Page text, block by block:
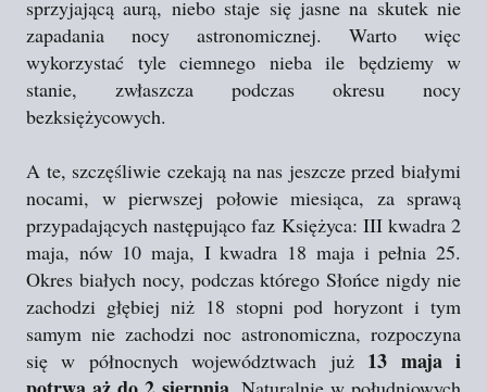
sprzyjającą aurą, niebo staje się jasne na skutek nie
zapadania nocy astronomicznej. Warto więc
wykorzystać tyle ciemnego nieba ile będziemy w
stanie, zwłaszcza podczas okresu nocy
bezksiężycowych.
A te, szczęśliwie czekają na nas jeszcze przed białymi
nocami, w pierwszej połowie miesiąca, za sprawą
przypadających następująco faz Księżyca: III kwadra 2
maja, nów 10 maja, I kwadra 18 maja i pełnia 25.
Okres białych nocy, podczas którego Słońce nigdy nie
zachodzi głębiej niż 18 stopni pod horyzont i tym
samym nie zachodzi noc astronomiczna, rozpoczyna
się w północnych województwach już 13 maja i